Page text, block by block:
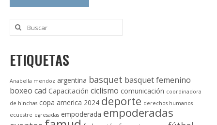
Buscar
por:
ETIQUETAS
Anabella mendoz argentina basquet basquet femenino
boxeo cad Capacitación ciclismo comunicación coordinadora
de hinchas copa america 2024 deporte derechos humanos
ecuestre egresadas empoderada empoderadas